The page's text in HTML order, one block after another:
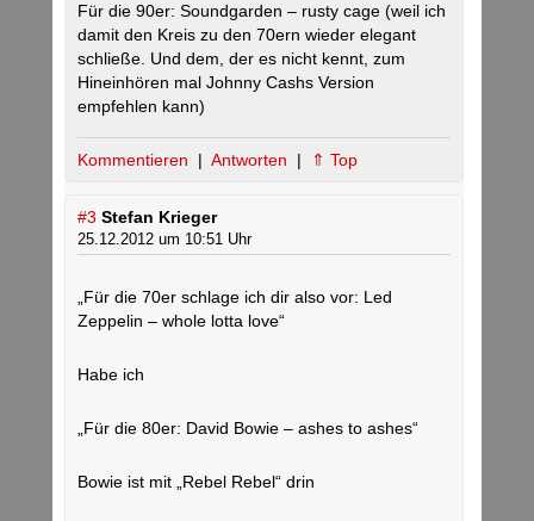
Für die 90er: Soundgarden – rusty cage (weil ich
damit den Kreis zu den 70ern wieder elegant
schließe. Und dem, der es nicht kennt, zum
Hineinhören mal Johnny Cashs Version
empfehlen kann)
Kommentieren | Antworten | ⇑ Top
#3 Stefan Krieger
25.12.2012 um 10:51 Uhr
„Für die 70er schlage ich dir also vor: Led
Zeppelin – whole lotta love“
Habe ich
„Für die 80er: David Bowie – ashes to ashes“
Bowie ist mit „Rebel Rebel“ drin